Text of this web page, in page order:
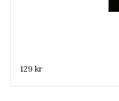
129 kr